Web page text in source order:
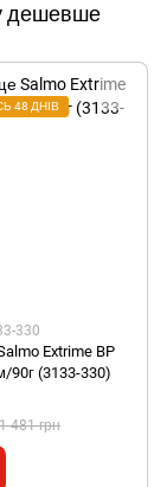
дешевше
48 ДНІВ
330
Extrime BP
90г (3133-330)
1 481 грн